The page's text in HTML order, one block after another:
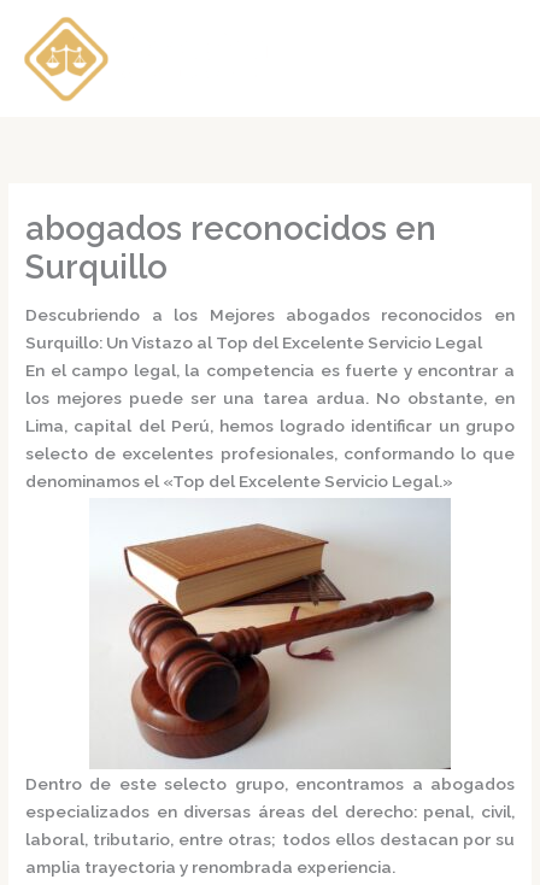
contenido
abogados reconocidos en
Surquillo
Descubriendo a los Mejores abogados reconocidos en
Surquillo: Un Vistazo al Top del Excelente Servicio Legal
En el campo legal, la competencia es fuerte y encontrar a
los mejores puede ser una tarea ardua. No obstante, en
Lima, capital del Perú, hemos logrado identificar un grupo
selecto de excelentes profesionales, conformando lo que
denominamos el «Top del Excelente Servicio Legal.»
Dentro de este selecto grupo, encontramos a abogados
especializados en diversas áreas del derecho: penal, civil,
laboral, tributario, entre otras; todos ellos destacan por su
amplia trayectoria y renombrada experiencia.